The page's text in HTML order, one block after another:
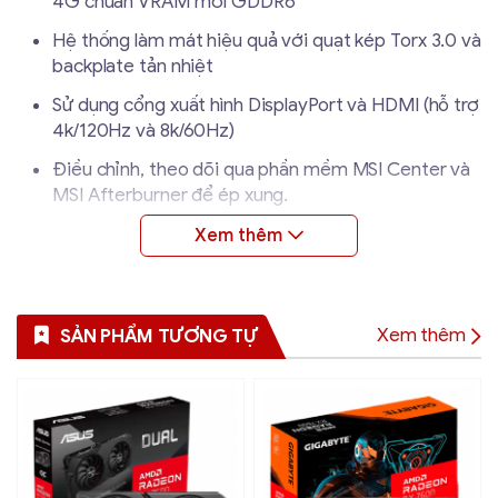
Hệ thống làm mát hiệu quả với quạt kép Torx 3.0 và
backplate tản nhiệt
Sử dụng cổng xuất hình DisplayPort và HDMI (hỗ trợ
4k/120Hz và 8k/60Hz)
Điều chỉnh, theo dõi qua phần mềm MSI Center và
MSI Afterburner để ép xung.
Dùng khe cắm CPIe Express 4.0 x 4 cùng công suất
nguồn khuyến nghị từ 400W trở lên (1 chân 6 pin)
Thông số kĩ thuật
Dòng MECH 2X
Model RX 6500 XT MECH 2X 4G OC
SẢN PHẨM TƯƠNG TỰ Xem thêm